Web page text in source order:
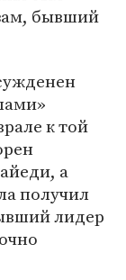
бывший
к той
а
получил
лидер